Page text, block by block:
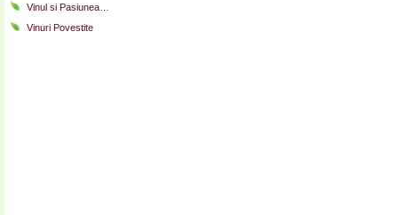
Vinul si Pasiunea…
Vinuri Povestite